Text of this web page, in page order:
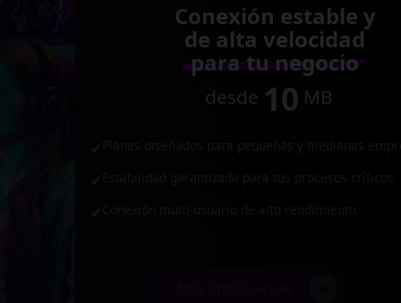
Conexión estable y
de alta velocidad
para tu negocio
10MB